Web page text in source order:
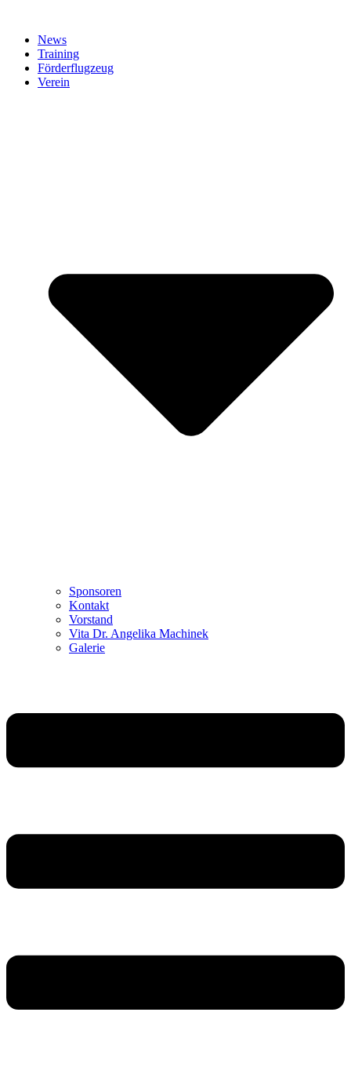
News
Training
Förderflugzeug
Verein
Sponsoren
Kontakt
Vorstand
Vita Dr. Angelika Machinek
Galerie